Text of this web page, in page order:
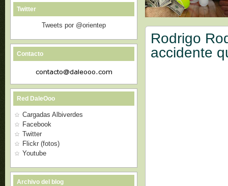
Rodrigo
accidente
Twitter
Tweets por @orientep
Contacto
Red DaleOoo
Cargadas Albiverdes
Facebook
Twitter
Flickr (fotos)
Youtube
Archivo del blog